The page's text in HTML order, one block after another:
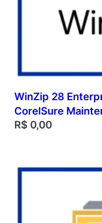
WinZip 28
CorelSure
R$ 0,00